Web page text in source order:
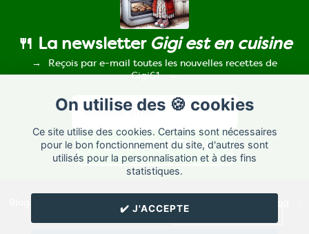
On utilise des 🍪 cookies
Ce site utilise des cookies. Certains sont nécessaires
pour le bon fonctionnement du site, d'autres sont
utilisés pour la personnalisation et à des fins
statistiques.
✔️ J'ACCEPTE
🍴 La newsletter Gigi est en cuisine
Reçois par e-mail toutes les nouvelles recettes de
Gigi61.
Réglage des cookies/ ✉️ Contacter Gigi61